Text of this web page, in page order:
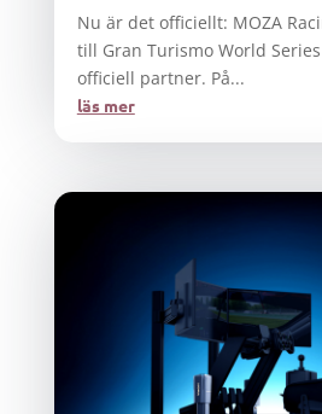
Nu är det officiellt: MOZA
till Gran Turismo World Series
officiell partner. På...
läs mer